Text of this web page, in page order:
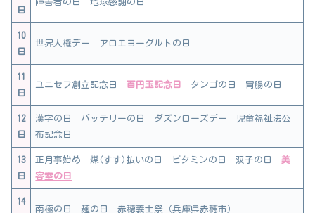
日
10
日
世界人権デー アロエヨーグルトの日
11
日
ユニセフ創立記念日百円玉記念日 タンゴの日 胃腸の日
12
日
漢字の日 バッテリーの日 ダズンローズデー 児童福祉法公
布記念日
13
日
正月事始め 煤(すす)払いの日 ビタミンの日 双子の日美
容室の日
14
南極の日 麺の日 赤穂義士祭（兵庫県赤穂市）